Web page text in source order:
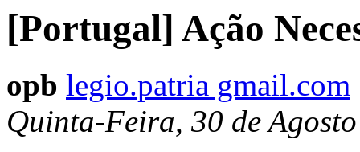
[Portugal] Ação
opb legio.patria gmail.com
Quinta-Feira, 30 de